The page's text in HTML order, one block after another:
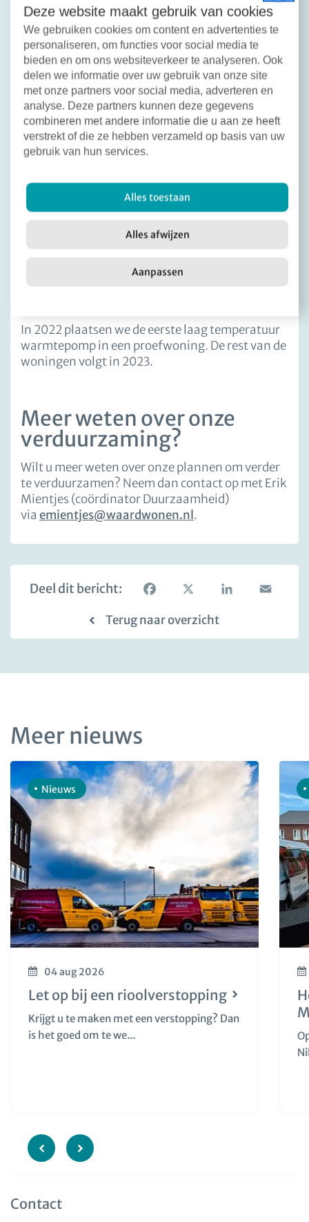
Deze website maakt gebruik van cookies
We gebruiken cookies om content en advertenties te
personaliseren, om functies voor social media te
bieden en om ons websiteverkeer te analyseren. Ook
delen we informatie over uw gebruik van onze site
met onze partners voor social media, adverteren en
analyse. Deze partners kunnen deze gegevens
combineren met andere informatie die u aan ze heeft
verstrekt of die ze hebben verzameld op basis van uw
gebruik van hun services.
Alles toestaan
Alles afwijzen
Aanpassen
kunnen bewoners zich aanmelden.
Een laag temperatuur warmtepomp verwarmt
het water minder warm dan een cv-ketel.
Daarom krijgen deze woningen ook grotere
radiatoren in de woonkamer en keuken. Op die
manier kunnen we de woning toch voldoende
verwarmen. Net als bij de andere pilot krijgen
deze woningen extra zonnepanelen en een
aansluiting om elektrisch te koken. Daarnaast
glas en verbeteren we de gevelisolatie.
Voor huurders kan deze manier van verwarmen
even wennen zijn. Zo voel je geen echte
stralingswarmte meer en is het slimmer om de
temperatuur in een ruimte steeds gelijk te
In 2022 plaatsen we de eerste laag temperatuur
warmtepomp in een proefwoning. De rest van de
woningen volgt in 2023.
Meer weten over onze
verduurzaming?
Wilt u meer weten over onze plannen om verder
te verduurzamen? Neem dan contact op met Erik
Mientjes (coördinator Duurzaamheid)
via emientjes@waardwonen.nl.
Deel dit bericht:
Facebook
X LinkedInEmail
Terug naar overzicht
Meer nieuws
Nieuws
04 aug 2026
Let op bij een rioolverstopping
Krijgt u te maken met een verstopping? Dan
is het goed om te we...
Contact